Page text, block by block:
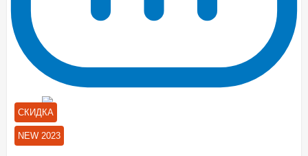
СКИДКА
NEW 2023